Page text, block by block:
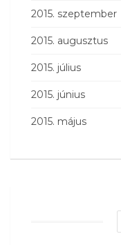
2015. szeptember
2015. augusztus
2015. július
2015. június
2015. május